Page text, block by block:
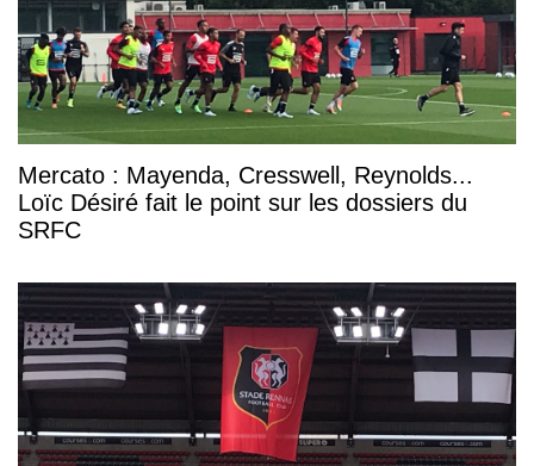
Mercato : Mayenda, Cresswell, Reynolds...
Loïc Désiré fait le point sur les dossiers du
SRFC